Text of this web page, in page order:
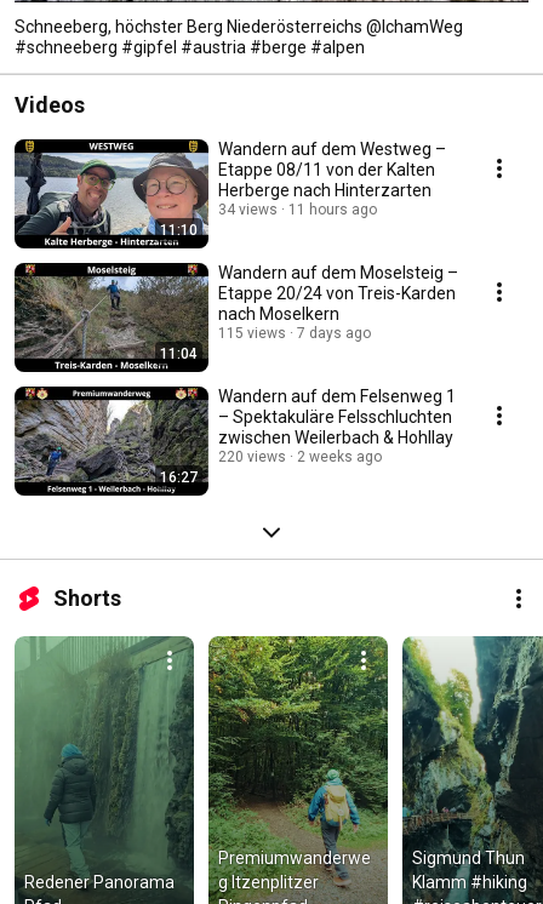
Schneeberg, höchster Berg Niederösterreichs @IchamWeg
#schneeberg #gipfel #austria #berge #alpen
Videos
11:10
Wandern auf dem Westweg –
Etappe 08/11 von der Kalten
Herberge nach Hinterzarten
34 views 11 hours ago
11:04
Wandern auf dem Moselsteig –
Etappe 20/24 von Treis-Karden
nach Moselkern
115 views 7 days ago
16:27
Wandern auf dem Felsenweg 1
– Spektakuläre Felsschluchten
zwischen Weilerbach & Hohllay
220 views 2 weeks ago
Shorts
Redener Panorama
Premiumwanderwe
g Itzenplitzer
Sigmund Thun
Klamm #hiking